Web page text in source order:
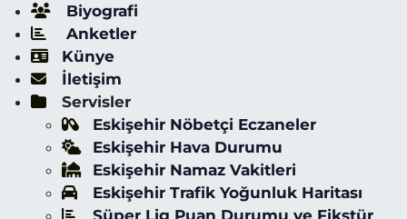
Biyografi
Anketler
Künye
İletişim
Servisler
Eskişehir Nöbetçi Eczaneler
Eskişehir Hava Durumu
Eskişehir Namaz Vakitleri
Eskişehir Trafik Yoğunluk Haritası
Süper Lig Puan Durumu ve Fikstür